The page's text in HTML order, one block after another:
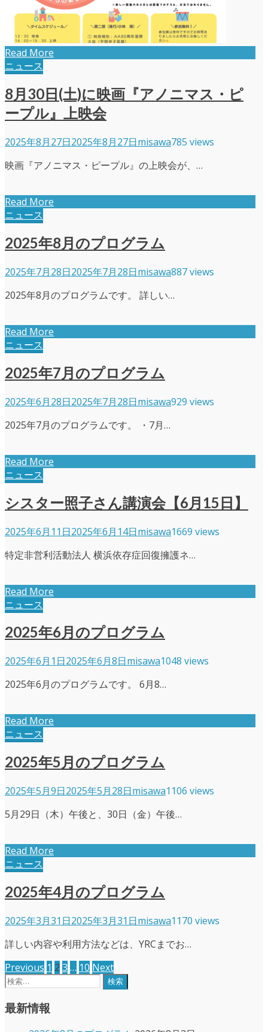
Read More
ニュース
8月30日(土)に映画『アノニマス・ピ
ープル』上映会
2025年8月27日2025年8月27日misawa785 views
映画『アノニマス・ピープル』の上映会が、…
Read More
ニュース
2025年8月のプログラム
2025年7月28日2025年7月28日misawa887 views
2025年8月のプログラムです。 詳しい…
Read More
ニュース
2025年7月のプログラム
2025年6月28日2025年7月28日misawa929 views
2025年7月のプログラムです。 ・7月…
Read More
ニュース
シスター照子さん講演会【6月15日】
2025年6月11日2025年6月14日misawa1669 views
特定非営利活動法人 横浜依存症回復擁護ネ…
Read More
ニュース
2025年6月のプログラム
2025年6月1日2025年6月8日misawa1048 views
2025年6月のプログラムです。 6月8…
Read More
ニュース
2025年5月のプログラム
2025年5月9日2025年5月28日misawa1106 views
5月29日（木）午後と、30日（金）午後…
Read More
ニュース
2025年4月のプログラム
2025年3月31日2025年3月31日misawa1170 views
詳しい内容や利用方法などは、YRCまでお…
投
稿
の
Previous 1 2 3 … 10 Next
検
最新情報